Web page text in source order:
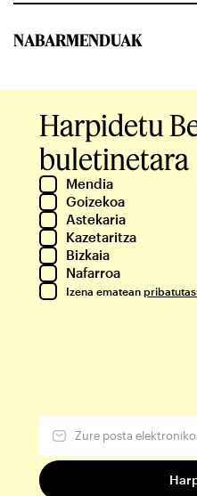
NABARMENDUAK
Harpidetu
buletinetara
Mendia
Goizekoa
Astekaria
Kazetaritza
Bizkaia
Nafarroa
Izena ematean